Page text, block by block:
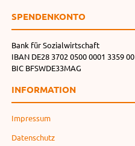
SPENDEN­KONTO
Bank für Sozialwirtschaft
IBAN DE28 3702 0500 0001 3359 00
BIC BFSWDE33MAG
INFORMATION
Impressum
Datenschutz